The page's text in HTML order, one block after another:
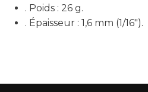
. Poids : 26 g.
. Épaisseur : 1,6 mm (1/16″).